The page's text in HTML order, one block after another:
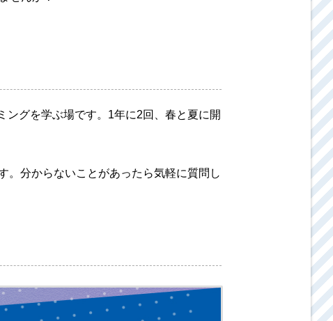
ングを学ぶ場です。1年に2回、春と夏に開
。分からないことがあったら気軽に質問し